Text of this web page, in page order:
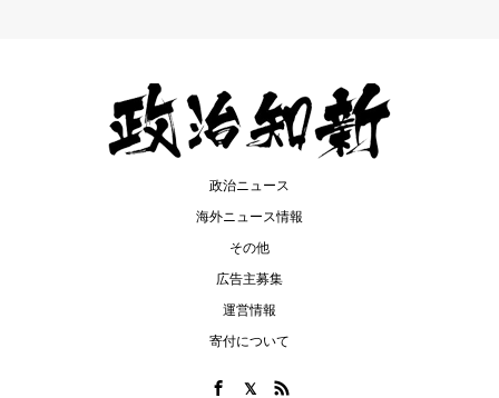
政治ニュース
海外ニュース情報
その他
広告主募集
運営情報
寄付について